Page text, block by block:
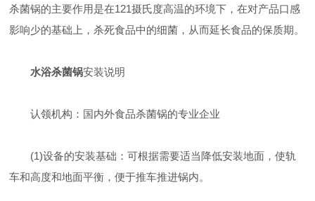
杀菌锅的主要作用是在121摄氏度高温的环境下，在对产品口感
影响少的基础上，杀死食品中的细菌，从而延长食品的保质期。
水浴杀菌锅安装说明
认领机构：国内外食品杀菌锅的专业企业
(1)设备的安装基础：可根据需要适当降低安装地面，使轨
车和高度和地面平衡，便于推车推进锅内。